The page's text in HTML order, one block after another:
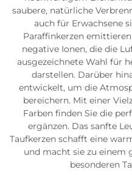
saubere, natürliche
auch für Erwachsene
Paraffinkerzen
negative Ionen, die die
ausgezeichnete Wahl für
darstellen. Darüber
entwickelt, um die
bereichern. Mit einer
Farben finden Sie die
ergänzen. Das sanfte
Taufkerzen schafft eine
und macht sie zu einem
besonderen